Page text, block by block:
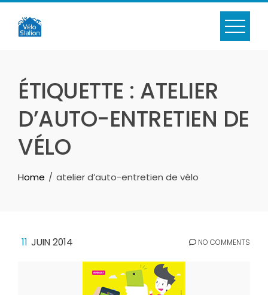
Skip
content
ÉTIQUETTE : ATELIER
D’AUTO-ENTRETIEN DE
VÉLO
Home atelier d’auto-entretien de vélo
11 JUIN 2014 NO COMMENTS